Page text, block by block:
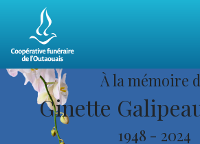
À la mémoire
Ginette
1948 - 2024